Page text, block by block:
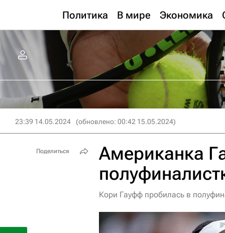
Политика В мире Экономика
23:39 14.05.2024 (обновлено: 00:42 15.05.2024)
Американка
Кори Гауфф пробилась в
Поделиться